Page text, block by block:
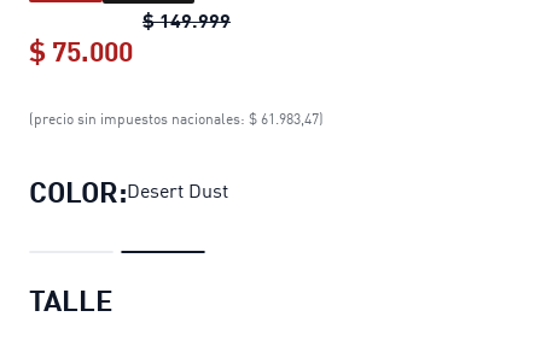
$ 149.999Chaleco cargo PUMATECH para
$ 75.000
Chaleco cargo PUMATECH para
(precio sin impuestos nacionales: $ 61.983,47)
COLOR:Desert Dust
TALLE